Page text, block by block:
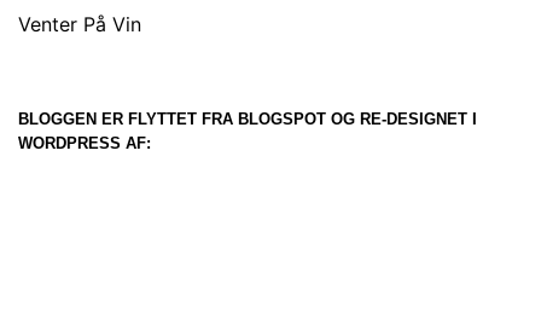
Venter På Vin
BLOGGEN ER FLYTTET FRA BLOGSPOT OG RE-DESIGNET I
WORDPRESS AF: